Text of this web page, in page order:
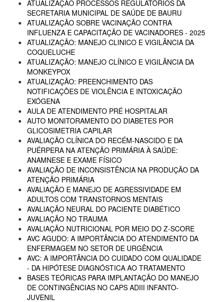
ATUALIZAÇÃO PROCESSOS REGULATÓRIOS DA
SECRETARIA MUNICIPAL DE SAÚDE DE BAURU
ATUALIZAÇÃO SOBRE VACINAÇÃO CONTRA
INFLUENZA E CAPACITAÇÃO DE VACINADORES - 2025
ATUALIZAÇÃO: MANEJO CLINICO E VIGILÂNCIA DA
COQUELUCHE
ATUALIZAÇÃO: MANEJO CLÍNICO E VIGILÂNCIA DA
MONKEYPOX
ATUALIZAÇÃO: PREENCHIMENTO DAS
NOTIFICAÇÕES DE VIOLÊNCIA E INTOXICAÇÃO
EXÓGENA
AULA DE ATENDIMENTO PRÉ HOSPITALAR
AUTO MONITORAMENTO DO DIABETES POR
GLICOSIMETRIA CAPILAR
AVALIAÇÃO CLÍNICA DO RECÉM-NASCIDO E DA
PUÉRPERA NA ATENÇÃO PRIMÁRIA À SAÚDE:
ANAMNESE E EXAME FÍSICO
AVALIAÇÃO DE INCONSISTÊNCIA NA PRODUÇÃO DA
ATENÇÃO PRIMÁRIA
AVALIAÇÃO E MANEJO DE AGRESSIVIDADE EM
ADULTOS COM TRANSTORNOS MENTAIS
AVALIAÇÃO NEURAL DO PACIENTE DIABÉTICO
AVALIAÇÃO NO TRAUMA
AVALIAÇÃO NUTRICIONAL POR MEIO DO Z-SCORE
AVC AGUDO: A IMPORTÂNCIA DO ATENDIMENTO DA
ENFERMAGEM NO SETOR DE URGÊNCIA
AVC: A IMPORTÂNCIA DO CUIDADO COM QUALIDADE
- DA HIPÓTESE DIAGNÓSTICA AO TRATAMENTO
BASES TEÓRICAS PARA IMPLANTAÇÃO DO MANEJO
DE CONTINGÊNCIAS NO CAPS ADIII INFANTO-
JUVENIL